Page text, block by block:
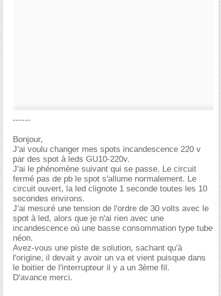
------
Bonjour,
J'ai voulu changer mes spots incandescence 220 v
par des spot à leds GU10-220v.
J'ai le phénomène suivant qui se passe. Le circuit
fermé pas de pb le spot s'allume normalement. Le
circuit ouvert, la led clignote 1 seconde toutes les 10
secondes environs.
J'ai mesuré une tension de l'ordre de 30 volts avec le
spot à led, alors que je n'ai rien avec une
incandescence où une basse consommation type tube
néon.
Avez-vous une piste de solution, sachant qu'à
l'origine, il devait y avoir un va et vient puisque dans
le boitier de l'interrupteur il y a un 3ème fil.
D'avance merci.